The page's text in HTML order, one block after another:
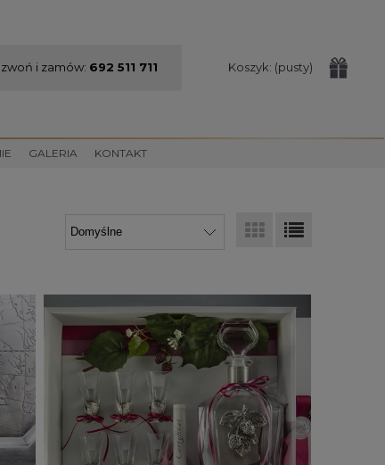
i zamów: 692 511 711 Koszyk: (pusty)
GALERIA KONTAKT